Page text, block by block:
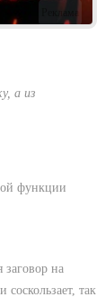
Реклама
а из
функции
заговор на
так